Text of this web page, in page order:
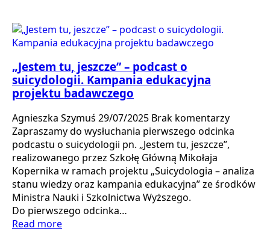
„Jestem tu, jeszcze” – podcast o
suicydologii. Kampania edukacyjna
projektu badawczego
Agnieszka Szymuś 29/07/2025 Brak komentarzy
Zapraszamy do wysłuchania pierwszego odcinka
podcastu o suicydologii pn. „Jestem tu, jeszcze”,
realizowanego przez Szkołę Główną Mikołaja
Kopernika w ramach projektu „Suicydologia – analiza
stanu wiedzy oraz kampania edukacyjna” ze środków
Ministra Nauki i Szkolnictwa Wyższego.
Do pierwszego odcinka…
Read more